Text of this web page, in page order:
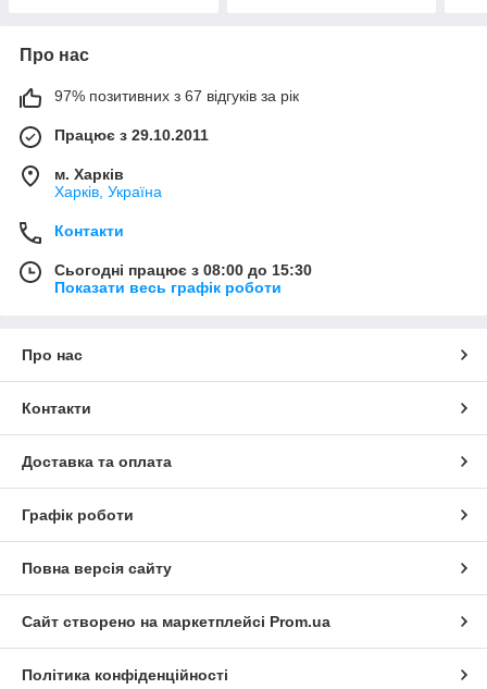
Про нас
97% позитивних з 67 відгуків за рік
Працює з 29.10.2011
м. Харків
Харків, Україна
Контакти
Сьогодні працює з 08:00 до 15:30
Показати весь графік роботи
Про нас
Контакти
Доставка та оплата
Графік роботи
Повна версія сайту
Сайт створено на маркетплейсі Prom.ua
Політика конфіденційності